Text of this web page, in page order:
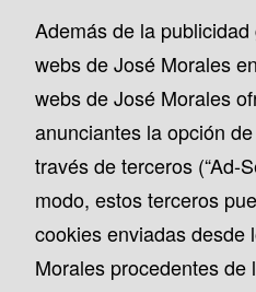
Además de la
webs de José Morales
webs de José Morales
anunciantes la opción
través de terceros (“Ad-
modo, estos terceros
cookies enviadas desde
Morales procedentes